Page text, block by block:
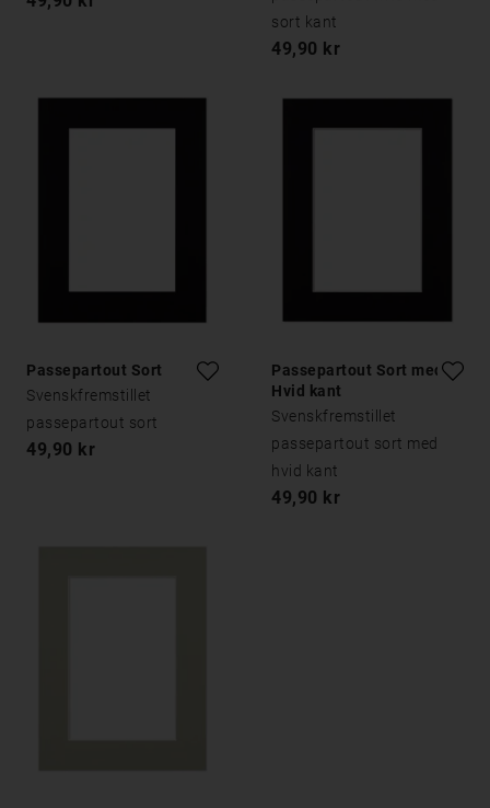
sort kant
49,90 kr
Passepartout Sort
Svenskfremstillet
passepartout sort
49,90 kr
Passepartout Sort med
Hvid kant
Svenskfremstillet
passepartout sort med
hvid kant
49,90 kr